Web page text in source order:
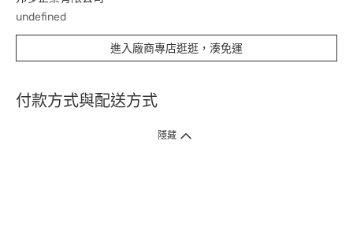
undefined
進入廠商專店逛逛，湊免運
付款方式與配送方式
隱藏